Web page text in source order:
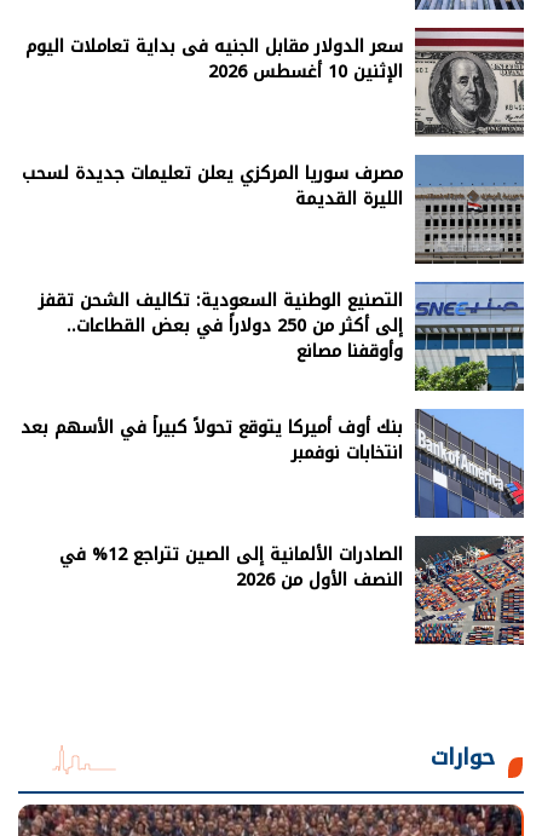
سعر الدولار مقابل الجنيه فى بداية تعاملات اليوم
الإثنين 10 أغسطس 2026
مصرف سوريا المركزي يعلن تعليمات جديدة لسحب
الليرة القديمة
التصنيع الوطنية السعودية: تكاليف الشحن تقفز
إلى أكثر من 250 دولاراً في بعض القطاعات..
وأوقفنا مصانع
بنك أوف أميركا يتوقع تحولاً كبيراً في الأسهم بعد
انتخابات نوفمبر
الصادرات الألمانية إلى الصين تتراجع 12% في
النصف الأول من 2026
حوارات